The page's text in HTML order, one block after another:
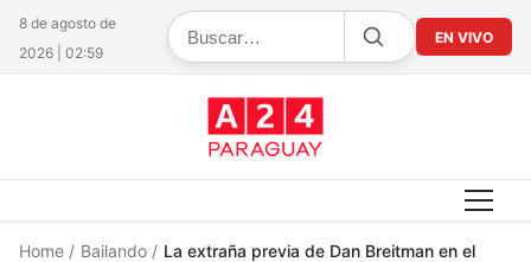
8 de agosto de
2026 | 02:59
EN VIVO
Home / Bailando / La extraña previa de Dan Breitman en el